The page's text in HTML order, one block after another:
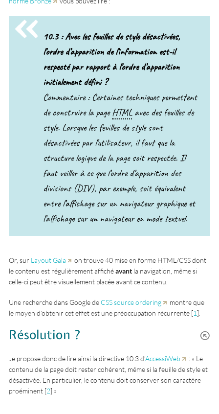
10.3 : Avec les feuilles de style désactivées,
l’ordre d’apparition de l’information est-il
respecté par rapport à l’ordre d’apparition
initialement défini ?
Commentaire : Certaines techniques permettent
de construire la page HTMLavec des feuilles de
style. Lorsque les feuilles de style sont
désactivées par l’utilisateur, il faut que la
structure logique de la page soit respectée. Il
faut veiller à ce que l’ordre d’apparition des
divisions (DIV), par exemple, soit équivalent
entre l’affichage sur un navigateur graphique et
l’affichage sur un navigateur en mode textuel.
Or, sur Layout Gala on trouve 40 mise en forme HTML/CSSdont
le contenu est régulièrement affichéavant la navigation, même si
celle-ci peut être visuellement placée avant ce contenu.
Une recherche dans Google de CSS source ordering
montre que
le moyen d’obtenir cet effet est une préoccupation récurrente [1]
Résolution ?
Je propose donc de lire ainsi la directive 10.3 d’AccessiWeb
: « Le
contenu de la page doit rester cohérent, même si la feuille de style et
désactivée. En particulier, le contenu doit conserver son caractère
proéminent [2] »